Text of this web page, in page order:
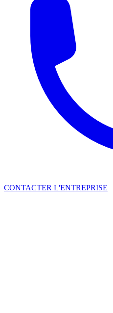
CONTACTER L'ENTREPRISE